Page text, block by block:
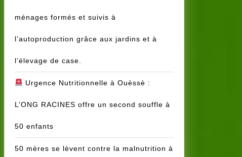
ménages formés et suivis à
l’autoproduction grâce aux jardins et à
l’élevage de case.
Urgence Nutritionnelle à Ouèssè :
L’ONG RACINES offre un second souffle à
50 enfants
50 mères se lèvent contre la malnutrition à